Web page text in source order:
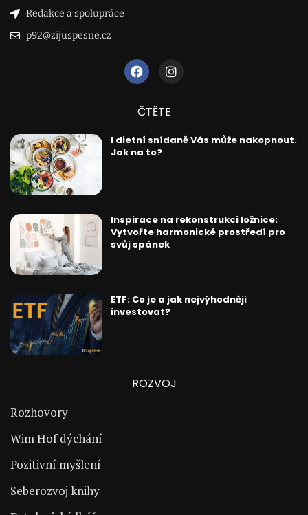
Redakce a spolupráce
p92@zijuspesne.cz
ČTĚTE
I dietní snídaně Vás může nakopnout.
Jak na to?
Inspirace na rekonstrukci ložnice:
Vytvořte harmonické prostředí pro
svůj spánek
ETF: Co je a jak nejvýhodněji
investovat?
ROZVOJ
Rozhovory
Wim Hof dýchání
Pozitivní myšlení
Seberozvoj knihy